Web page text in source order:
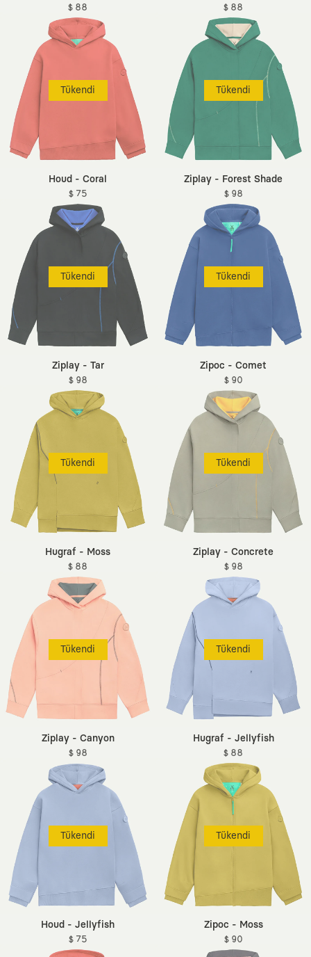
$ 88 $ 88
Tükendi
Houd - Coral
$ 75
Tükendi
Ziplay - Forest Shade
$ 98
Tükendi
Ziplay - Tar
$ 98
Tükendi
Zipoc - Comet
$ 90
Tükendi
Hugraf - Moss
$ 88
Tükendi
Ziplay - Concrete
$ 98
Tükendi
Ziplay - Canyon
$ 98
Tükendi
Hugraf - Jellyfish
$ 88
Tükendi
Houd - Jellyfish
$ 75
Tükendi
Zipoc - Moss
$ 90